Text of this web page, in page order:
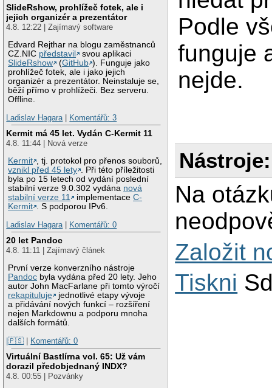
SlideRshow, prohlížeč fotek, ale i
jejich organizér a prezentátor
4.8. 12:22 | Zajímavý software
Edvard Rejthar na blogu zaměstnanců
CZ.NIC představil
svou aplikaci
SlideRshow
(GitHub ). Funguje jako
prohlížeč fotek, ale i jako jejich
organizér a prezentátor. Neinstaluje se,
běží přímo v prohlížeči. Bez serveru.
Offline.
Ladislav Hagara | Komentářů: 3
Kermit má 45 let. Vydán C-Kermit 11
4.8. 11:44 | Nová verze
Kermit , tj. protokol pro přenos souborů,
vznikl před 45 lety . Při této příležitosti
byla po 15 letech od vydání poslední
stabilní verze 9.0.302 vydána nová
stabilní verze 11
implementaceC-
Kermit . S podporou IPv6.
Ladislav Hagara | Komentářů: 0
20 let Pandoc
4.8. 11:11 | Zajímavý článek
První verze konverzního nástroje
Pandoc byla vydána před 20 lety. Jeho
autor John MacFarlane při tomto výročí
rekapituluje
jednotlivé etapy vývoje
a přidávání nových funkcí – rozšíření
nejen Markdownu a podporu mnoha
dalších formátů.
|🇵🇸 | Komentářů: 0
Virtuální Bastlírna vol. 65: Už vám
dorazil předobjednaný INDX?
4.8. 00:55 | Pozvánky
Podle
funguje
nejde.
Nástroje:
Na
Založit
Tiskni